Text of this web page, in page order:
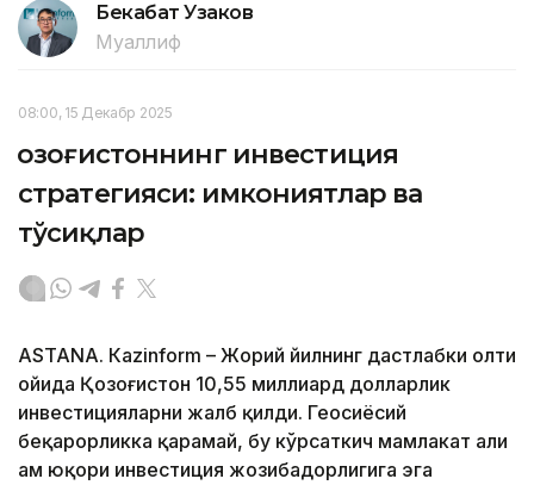
Бекабат Узаков
Муаллиф
08:00, 15 Декабр 2025
Қозоғистоннинг инвестиция
стратегияси: имкониятлар ва
тўсиқлар
ASTANА. Кazinform – Жорий йилнинг дастлабки олти
ойида Қозоғистон 10,55 миллиард долларлик
инвестицияларни жалб қилди. Геосиёсий
беқарорликка қарамай, бу кўрсаткич мамлакат ҳали
ҳам юқори инвестиция жозибадорлигига эга